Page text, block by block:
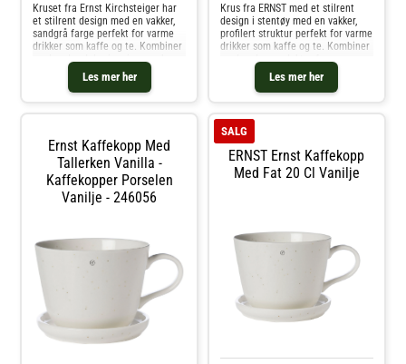
Les mer her
Kruset fra Ernst Kirchsteiger har
et stilrent design med en vakker,
sandgrå farge perfekt for varme
drikker som kaffe og te. Kombiner
din personlige look. Om kruset fra
Ernst Kirchsteiger- Er verdsatt for
sitt stilrent design.- Høyde: 85
Kaffekopper og andre Kopper &
Krus hos Royal Design.
Les mer her
Krus fra ERNST med et stilrent
design i stentøy med en vakker,
profilert struktur perfekt for varme
drikker som kaffe og te. Kombiner
serie.Om kruset fra ERNST- Uten
Øre.- 19 cl.- Ø7 x H8 cm.- Er
verdsatt for det herlige designet.
Kopper & Krus hos Royal Design.
Ernst Kaffekopp Med
Tallerken Vanilla -
Kaffekopper Porselen
Vanilje - 246056
ERNST Ernst Kaffekopp
Med Fat 20 Cl Vanilje
SALG